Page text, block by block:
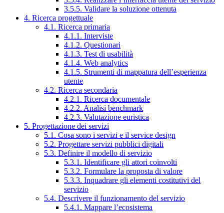
3.5.5. Validare la soluzione ottenuta
4. Ricerca progettuale
4.1. Ricerca primaria
4.1.1. Interviste
4.1.2. Questionari
4.1.3. Test di usabilità
4.1.4. Web analytics
4.1.5. Strumenti di mappatura dell’esperienza
utente
4.2. Ricerca secondaria
4.2.1. Ricerca documentale
4.2.2. Analisi benchmark
4.2.3. Valutazione euristica
5. Progettazione dei servizi
5.1. Cosa sono i servizi e il service design
5.2. Progettare servizi pubblici digitali
5.3. Definire il modello di servizio
5.3.1. Identificare gli attori coinvolti
5.3.2. Formulare la proposta di valore
5.3.3. Inquadrare gli elementi costitutivi del
servizio
5.4. Descrivere il funzionamento del servizio
5.4.1. Mappare l’ecosistema